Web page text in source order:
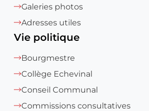
Galeries photos
Adresses utiles
Vie politique
Bourgmestre
Collège Echevinal
Conseil Communal
Commissions consultatives